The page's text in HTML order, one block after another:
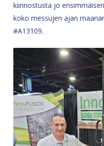
kiinnostusta jo
koko messujen ajan
#A13109.